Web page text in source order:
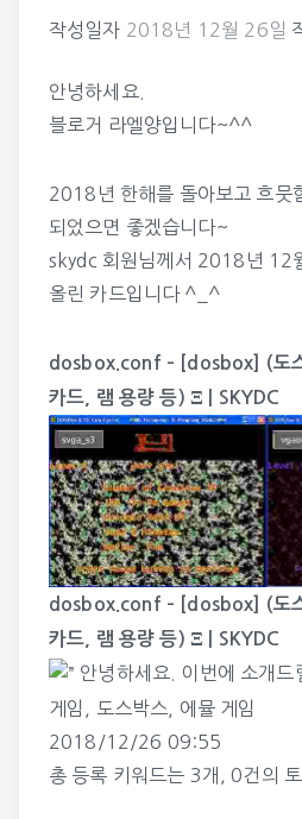
작성일자 2018년 12월 26일
안녕하세요.
블로거 라엘양입니다~^^
2018년 한해를 돌아보고 흐뭇
되었으면 좋겠습니다~
skydc회원님께서 2018년 12
올린 카드입니다 ^_^
dosbox.conf – [dosbox] (도
카드, 램 용량 등) Ξ | SKYDC
dosbox.conf – [dosbox] (도
카드, 램 용량 등) Ξ | SKYDC
안녕하세요. 이번에 소개
게임
도스박스
에뮬 게임
2018/12/26 09:55
총 등록 키워드는 3개 ,0건 의